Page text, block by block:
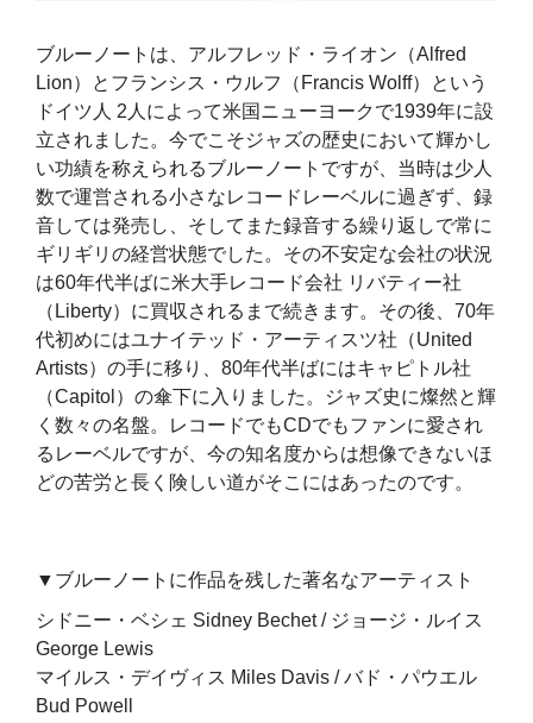
ブルーノートは、アルフレッド・ライオン（Alfred
Lion）とフランシス・ウルフ（Francis Wolff）という
ドイツ人 2人によって米国ニューヨークで1939年に設
立されました。今でこそジャズの歴史において輝かし
い功績を称えられるブルーノートですが、当時は少人
数で運営される小さなレコードレーベルに過ぎず、録
音しては発売し、そしてまた録音する繰り返しで常に
ギリギリの経営状態でした。その不安定な会社の状況
は60年代半ばに米大手レコード会社 リバティー社
（Liberty）に買収されるまで続きます。その後、70年
代初めにはユナイテッド・アーティスツ社（United
Artists）の手に移り、80年代半ばにはキャピトル社
（Capitol）の傘下に入りました。ジャズ史に燦然と輝
く数々の名盤。レコードでもCDでもファンに愛され
るレーベルですが、今の知名度からは想像できないほ
どの苦労と長く険しい道がそこにはあったのです。
▼ブルーノートに作品を残した著名なアーティスト
シドニー・ベシェ Sidney Bechet / ジョージ・ルイス
George Lewis
マイルス・デイヴィス Miles Davis / バド・パウエル
Bud Powell